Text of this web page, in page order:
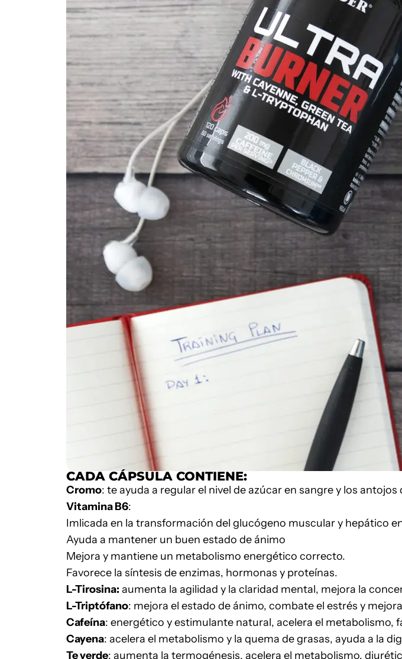
CADA CÁPSULA CONTIENE:
Cromo: te ayuda a regular el nivel de azúcar en sangre y los antojos
Vitamina B6:
Imlicada en la transformación del glucógeno muscular y hepático
Ayuda a mantener un buen estado de ánimo
Mejora y mantiene un metabolismo energético correcto.
Favorece la síntesis de enzimas, hormonas y proteínas.
L-Tirosina: aumenta la agilidad y la claridad mental, mejora la
L-Triptófano: mejora el estado de ánimo, combate el estrés y
Cafeína: energético y estimulante natural, acelera el metabolismo,
Cayena: acelera el metabolismo y la quema de grasas, ayuda a la
Te verde: aumenta la termogénesis, acelera el metabolismo,